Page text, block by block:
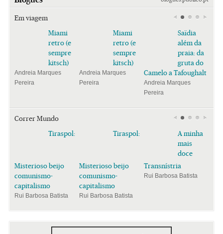
Em viagem
Miami
retro (e
sempre
kitsch)
Andreia Marques
Pereira
Miami
retro (e
sempre
kitsch)
Andreia Marques
Pereira
Saïdia
além da
praia: da
gruta do
Camelo a Tafoughalt
Andreia Marques
Pereira
Correr Mundo
Tiraspol:
Misterioso beijo
comunismo-
capitalismo
Rui Barbosa Batista
Tiraspol:
Misterioso beijo
comunismo-
capitalismo
Rui Barbosa Batista
A minha
mais
doce
Transnístria
Rui Barbosa Batista